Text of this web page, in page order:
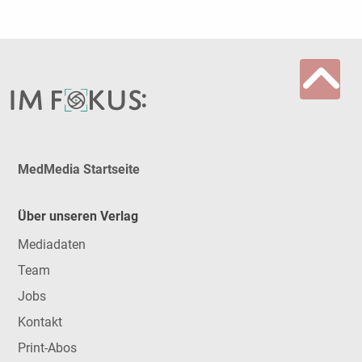
MedMedia Startseite
Über unseren Verlag
Mediadaten
Team
Jobs
Kontakt
Print-Abos